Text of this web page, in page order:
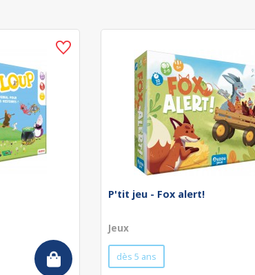
P'tit jeu - Fox alert!
Jeux
dès 5 ans